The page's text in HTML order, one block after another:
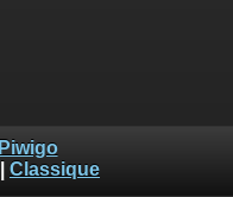
Piwigo
Classique